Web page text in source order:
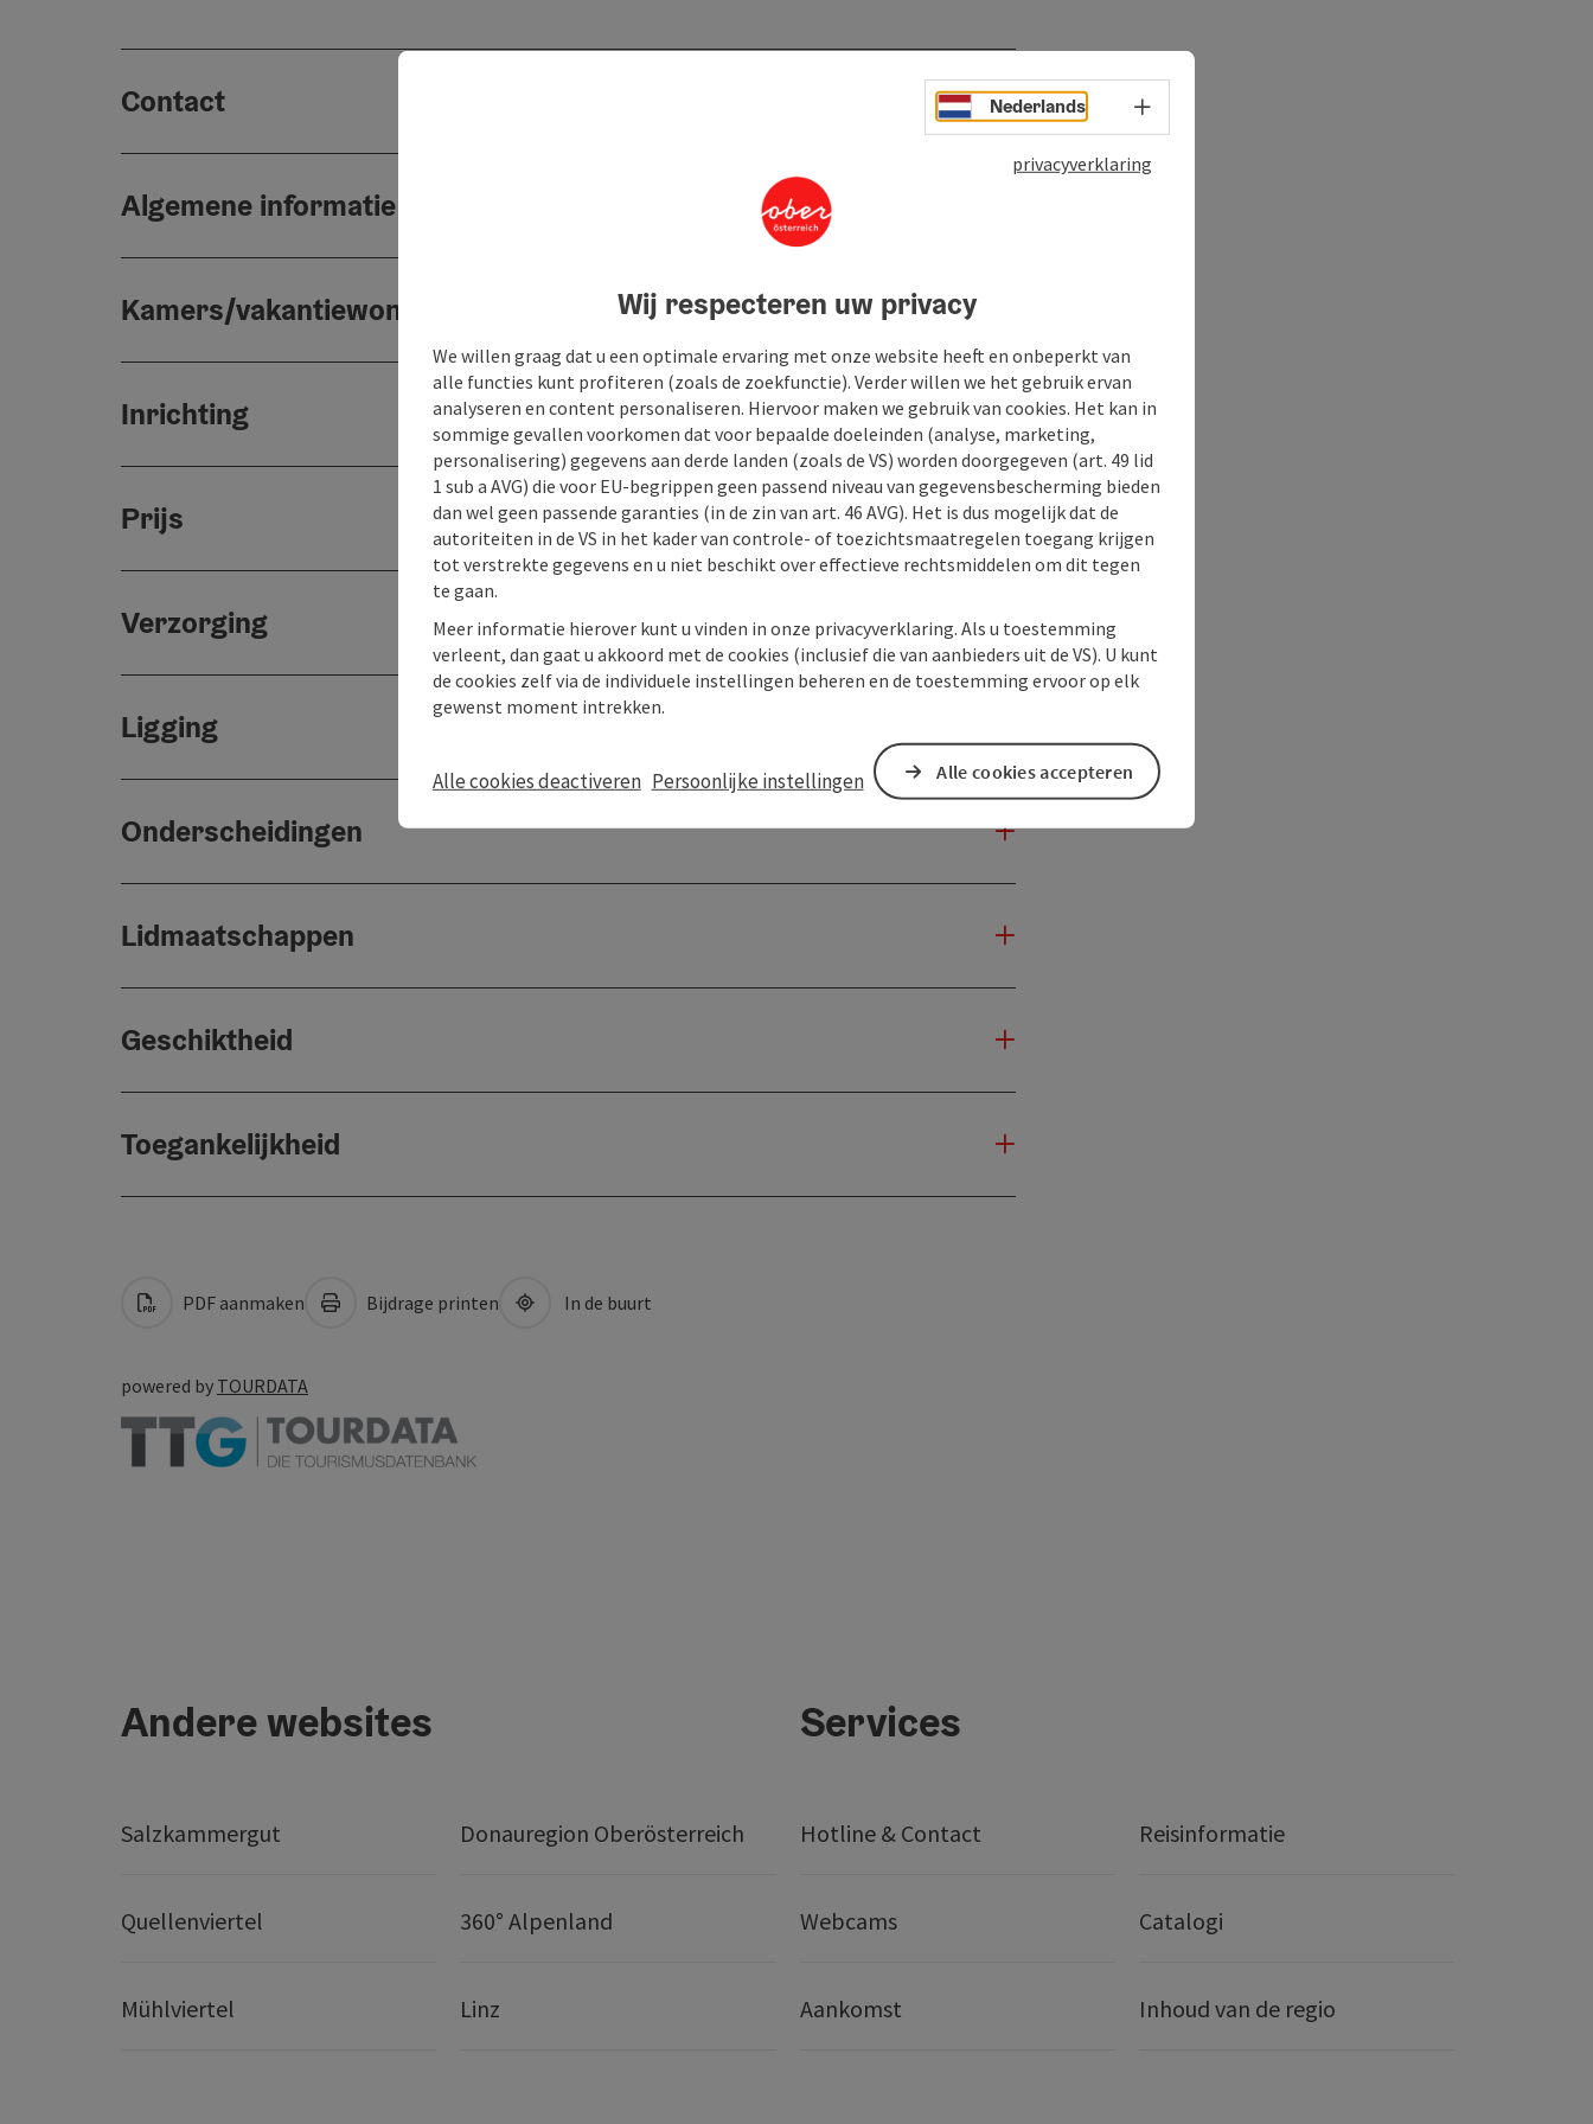
Contact
Algemene informatie
Kamers/vakantiewoningen
Inrichting
Prijs
Verzorging
Ligging
Onderscheidingen
Lidmaatschappen
Geschiktheid
Toegankelijkheid
PDF aanmaken Bijdrage printen In de buurt
powered by TOURDATA
Andere websites
Salzkammergut Donauregion Oberösterreich
Quellenviertel 360° Alpenland
Mühlviertel Linz
Services
Hotline & Contact Reisinformatie
Webcams Catalogi
Aankomst Inhoud van de regio
Nederlands Taalkeuze - menu openen
privacyverklaring
Wij respecteren uw privacy
We willen graag dat u een optimale ervaring met onze website heeft en onbeperkt van
alle functies kunt profiteren (zoals de zoekfunctie). Verder willen we het gebruik ervan
analyseren en content personaliseren. Hiervoor maken we gebruik van cookies. Het kan in
sommige gevallen voorkomen dat voor bepaalde doeleinden (analyse, marketing,
personalisering) gegevens aan derde landen (zoals de VS) worden doorgegeven (art. 49 lid
1 sub a AVG) die voor EU-begrippen geen passend niveau van gegevensbescherming bieden
dan wel geen passende garanties (in de zin van art. 46 AVG). Het is dus mogelijk dat de
autoriteiten in de VS in het kader van controle- of toezichtsmaatregelen toegang krijgen
tot verstrekte gegevens en u niet beschikt over effectieve rechtsmiddelen om dit tegen
te gaan.
Meer informatie hierover kunt u vinden in onze privacyverklaring. Als u toestemming
verleent, dan gaat u akkoord met de cookies (inclusief die van aanbieders uit de VS). U kunt
de cookies zelf via de individuele instellingen beheren en de toestemming ervoor op elk
gewenst moment intrekken.
Alle cookies deactiveren Persoonlijke instellingen Alle cookies accepteren